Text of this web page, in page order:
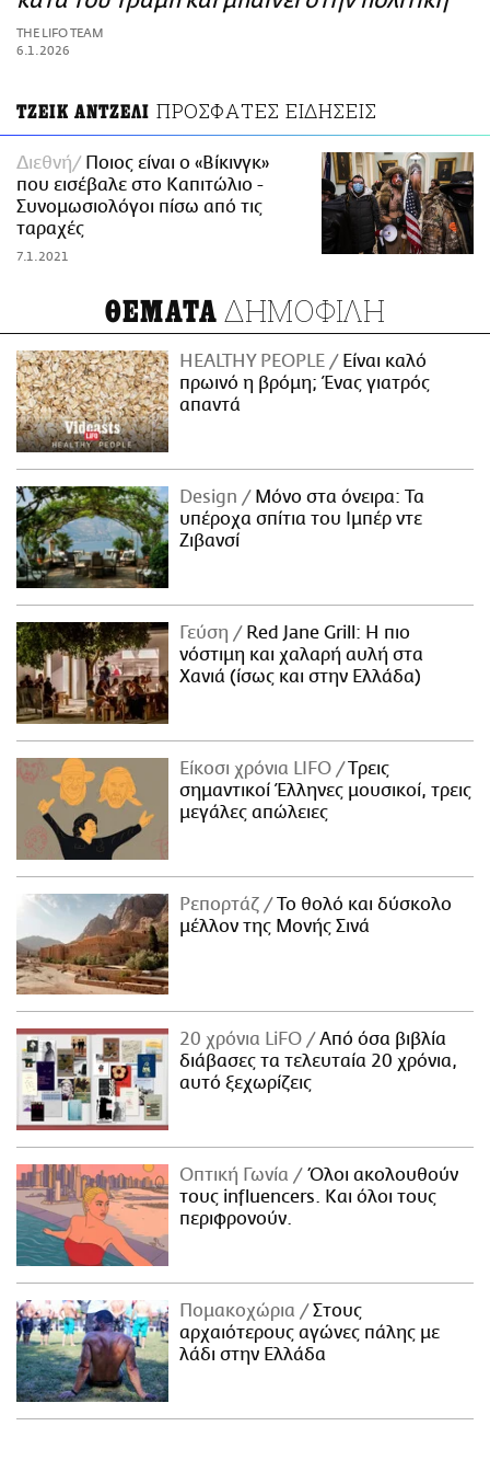
ΑΜΠΑ
PRINT
THE LIFO TEAM
6.1.2026
ΤΖΕΙΚ ΑΝΤΖΕΛΙ ΠΡΟΣΦΑΤΕΣ ΕΙΔΗΣΕΙΣ
Διεθνή
Ποιος είναι ο «Βίκινγκ»
που εισέβαλε στο Καπιτώλιο -
Συνομωσιολόγοι πίσω από τις
ταραχές
7.1.2021
ΘΕΜΑΤΑ ΔΗΜΟΦΙΛΗ
HEALTHY PEOPLE
Είναι καλό
πρωινό η βρόμη; Ένας γιατρός
απαντά
Design
Μόνο στα όνειρα: Τα
υπέροχα σπίτια του Ιμπέρ ντε
Ζιβανσί
Γεύση
Red Jane Grill: Η πιο
νόστιμη και χαλαρή αυλή στα
Χανιά (ίσως και στην Ελλάδα)
Είκοσι χρόνια LIFO
Tρεις
σημαντικοί Έλληνες μουσικοί, τρεις
μεγάλες απώλειες
Ρεπορτάζ
Το θολό και δύσκολο
μέλλον της Μονής Σινά
20 χρόνια LiFO
Από όσα βιβλία
διάβασες τα τελευταία 20 χρόνια,
αυτό ξεχωρίζεις
Οπτική Γωνία
Όλοι ακολουθούν
τους influencers. Και όλοι τους
περιφρονούν.
Πομακοχώρια
Στους
αρχαιότερους αγώνες πάλης με
λάδι στην Ελλάδα